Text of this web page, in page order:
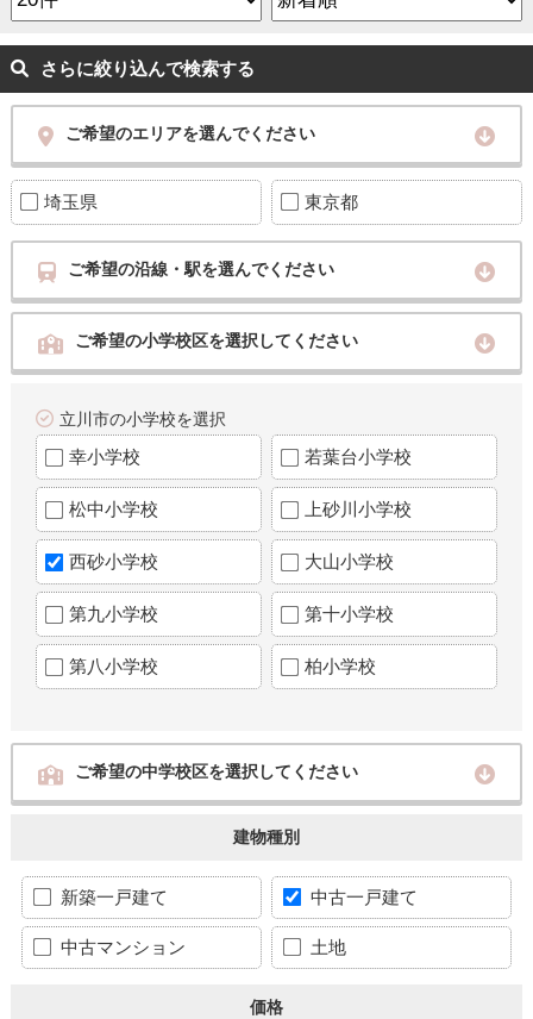
さらに絞り込んで検索する
ご希望のエリアを選んでください
埼玉県 東京都
ご希望の沿線・駅を選んでください
ご希望の小学校区を選択してください
立川市の小学校を選択
幸小学校 若葉台小学校
松中小学校 上砂川小学校
西砂小学校 大山小学校
第九小学校 第十小学校
第八小学校 柏小学校
ご希望の中学校区を選択してください
建物種別
新築一戸建て 中古一戸建て
中古マンション 土地
価格